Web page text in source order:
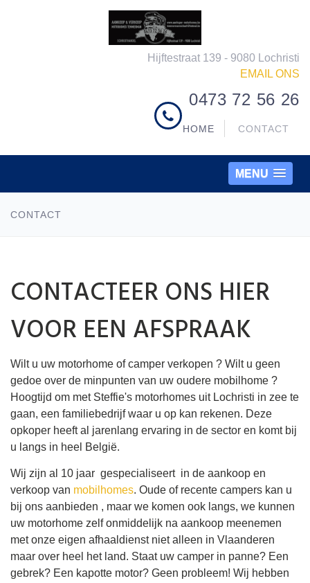
Hijftestraat 139 - 9080 Lochristi
EMAIL ONS
0473 72 56 26
HOME CONTACT
MENU
CONTACT
CONTACTEER ONS HIER
VOOR EEN AFSPRAAK
Wilt u uw motorhome of camper verkopen ? Wilt u geen
gedoe over de minpunten van uw oudere mobilhome ?
Hoogtijd om met Steffie's motorhomes uit Lochristi in zee te
gaan, een familiebedrijf waar u op kan rekenen. Deze
opkoper heeft al jarenlang ervaring in de sector en komt bij
u langs in heel België.
Wij zijn al 10 jaar gespecialiseert in de aankoop en
verkoop van mobilhomes. Oude of recente campers kan u
bij ons aanbieden , maar we komen ook langs, we kunnen
uw motorhome zelf onmiddelijk na aankoop meenemen
met onze eigen afhaaldienst niet alleen in Vlaanderen
maar over heel het land. Staat uw camper in panne? Een
gebrek? Een kapotte motor? Geen probleem! Wij hebben